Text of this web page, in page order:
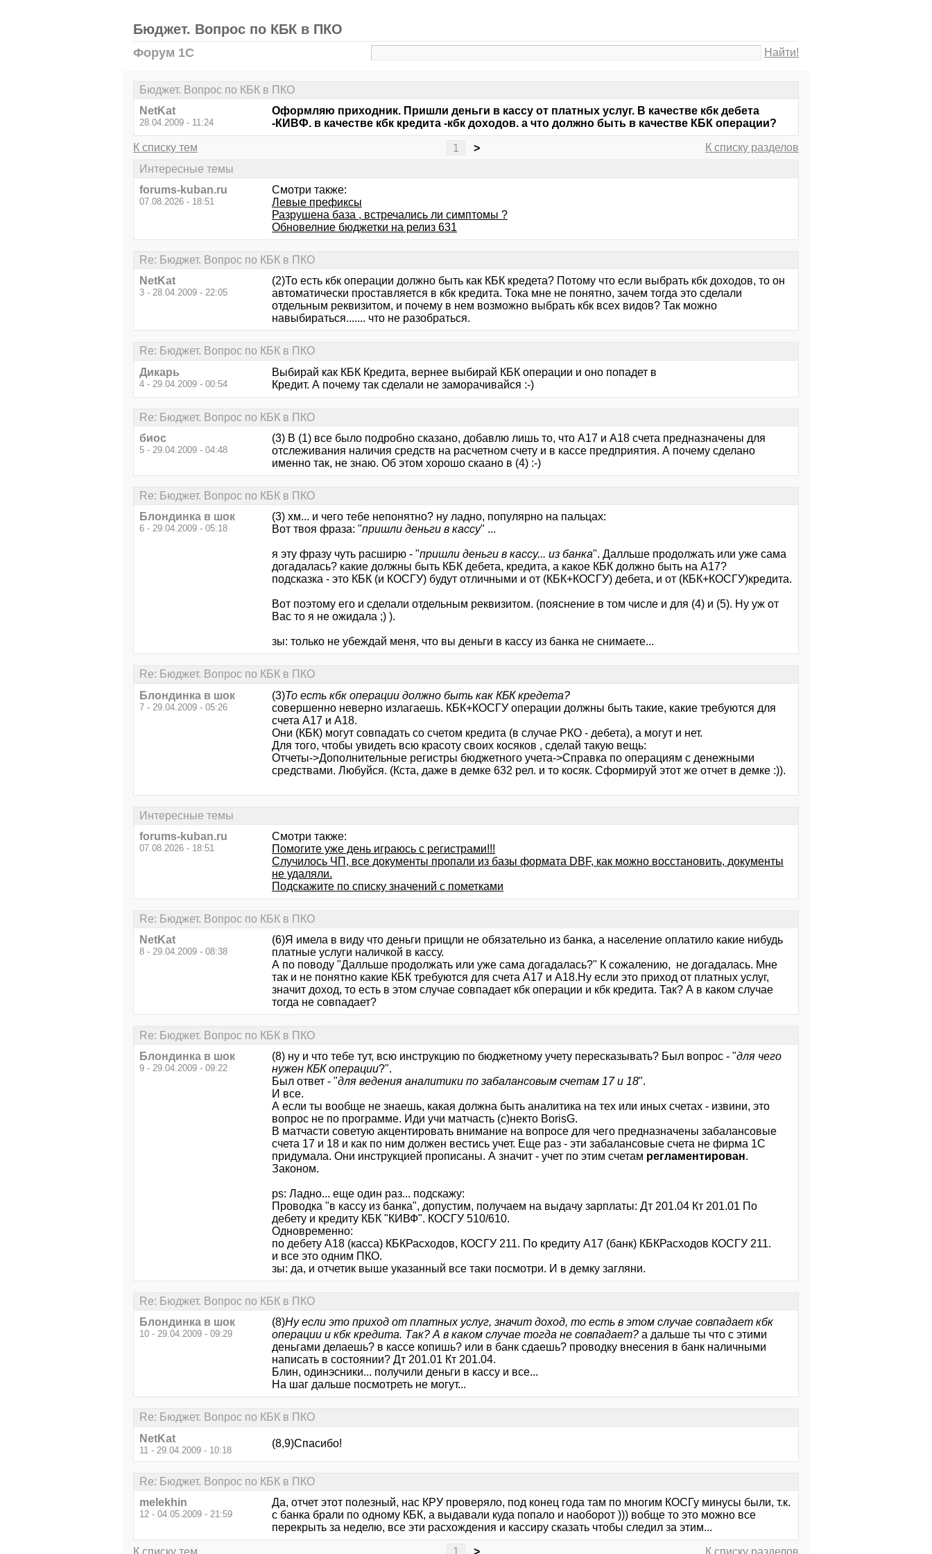
Бюджет. Вопрос по КБК в ПКО
Форум 1С Найти!
Бюджет. Вопрос по КБК в ПКО
NetKat
28.04.2009 - 11:24
Оформляю приходник. Пришли деньги в кассу от платных услуг. В качестве кбк дебета
-КИВФ. в качестве кбк кредита -кбк доходов. а что должно быть в качестве КБК операции?
К списку тем 1 >
К списку разделов
Интересные темы
forums-kuban.ru
07.08.2026 - 18:51
Смотри также:
Левые префиксы
Разрушена база , встречались ли симптомы ?
Обновелние бюджетки на релиз 631
Re: Бюджет. Вопрос по КБК в ПКО
NetKat
3 - 28.04.2009 - 22:05
(2)То есть кбк операции должно быть как КБК кредета? Потому что если выбрать кбк доходов, то он
автоматически проставляется в кбк кредита. Тока мне не понятно, зачем тогда это сделали
отдельным реквизитом, и почему в нем возможно выбрать кбк всех видов? Так можно
навыбираться....... что не разобраться.
Re: Бюджет. Вопрос по КБК в ПКО
Дикарь
4 - 29.04.2009 - 00:54
Выбирай как КБК Кредита, вернее выбирай КБК операции и оно попадет в
Кредит. А почему так сделали не заморачивайся :-)
Re: Бюджет. Вопрос по КБК в ПКО
биос
5 - 29.04.2009 - 04:48
(3) В (1) все было подробно сказано, добавлю лишь то, что А17 и А18 счета предназначены для
отслеживания наличия средств на расчетном счету и в кассе предприятия. А почему сделано
именно так, не знаю. Об этом хорошо скаано в (4) :-)
Re: Бюджет. Вопрос по КБК в ПКО
Блондинка в шок
6 - 29.04.2009 - 05:18
(3) хм... и чего тебе непонятно? ну ладно, популярно на пальцах:
Вот твоя фраза: "пришли деньги в кассу" ...
я эту фразу чуть расширю - "пришли деньги в кассу... из банка". Далльше продолжать или уже сама
догадалась? какие должны быть КБК дебета, кредита, а какое КБК должно быть на А17?
подсказка - это КБК (и КОСГУ) будут отличными и от (КБК+КОСГУ) дебета, и от (КБК+КОСГУ)кредита.
Вот поэтому его и сделали отдельным реквизитом. (пояснение в том числе и для (4) и (5). Ну уж от
Вас то я не ожидала ;) ).
зы: только не убеждай меня, что вы деньги в кассу из банка не снимаете...
Re: Бюджет. Вопрос по КБК в ПКО
Блондинка в шок
7 - 29.04.2009 - 05:26
(3)То есть кбк операции должно быть как КБК кредета?
совершенно неверно излагаешь. КБК+КОСГУ операции должны быть такие, какие требуются для
счета А17 и А18.
Они (КБК) могут совпадать со счетом кредита (в случае РКО - дебета), а могут и нет.
Для того, чтобы увидеть всю красоту своих косяков , сделай такую вещь:
Отчеты->Дополнительные регистры бюджетного учета->Справка по операциям с денежными
средствами. Любуйся. (Кста, даже в демке 632 рел. и то косяк. Сформируй этот же отчет в демке :)).
Интересные темы
forums-kuban.ru
07.08.2026 - 18:51
Смотри также:
Помогите уже день играюсь с регистрами!!!
Случилось ЧП, все документы пропали из базы формата DBF, как можно восстановить, документы
не удаляли.
Подскажите по списку значений с пометками
Re: Бюджет. Вопрос по КБК в ПКО
NetKat
8 - 29.04.2009 - 08:38
(6)Я имела в виду что деньги прищли не обязательно из банка, а население оплатило какие нибудь
платные услуги наличкой в кассу.
А по поводу "Далльше продолжать или уже сама догадалась?" К сожалению, не догадалась. Мне
так и не понятно какие КБК требуются для счета А17 и А18.Ну если это приход от платных услуг,
значит доход, то есть в этом случае совпадает кбк операции и кбк кредита. Так? А в каком случае
тогда не совпадает?
Re: Бюджет. Вопрос по КБК в ПКО
Блондинка в шок
9 - 29.04.2009 - 09:22
(8) ну и что тебе тут, всю инструкцию по бюджетному учету пересказывать? Был вопрос - "для чего
нужен КБК операции?".
Был ответ - "для ведения аналитики по забалансовым счетам 17 и 18".
И все.
А если ты вообще не знаешь, какая должна быть аналитика на тех или иных счетах - извини, это
вопрос не по программе. Иди учи матчасть (с)некто BorisG.
В матчасти советую акцентировать внимание на вопросе для чего предназначены забалансовые
счета 17 и 18 и как по ним должен вестись учет. Еще раз - эти забалансовые счета не фирма 1С
придумала. Они инструкцией прописаны. А значит - учет по этим счетам регламентирован.
Законом.
ps: Ладно... еще один раз... подскажу:
Проводка "в кассу из банка", допустим, получаем на выдачу зарплаты: Дт 201.04 Кт 201.01 По
дебету и кредиту КБК "КИВФ". КОСГУ 510/610.
Одновременно:
по дебету А18 (касса) КБКРасходов, КОСГУ 211. По кредиту А17 (банк) КБКРасходов КОСГУ 211.
и все это одним ПКО.
зы: да, и отчетик выше указанный все таки посмотри. И в демку загляни.
Re: Бюджет. Вопрос по КБК в ПКО
Блондинка в шок
10 - 29.04.2009 - 09:29
(8)Ну если это приход от платных услуг, значит доход, то есть в этом случае совпадает кбк
операции и кбк кредита. Так? А в каком случае тогда не совпадает? а дальше ты что с этими
деньгами делаешь? в кассе копишь? или в банк сдаешь? проводку внесения в банк наличными
написать в состоянии? Дт 201.01 Кт 201.04.
Блин, одинэсники... получили деньги в кассу и все...
На шаг дальше посмотреть не могут...
Re: Бюджет. Вопрос по КБК в ПКО
NetKat
11 - 29.04.2009 - 10:18
(8,9)Спасибо!
Re: Бюджет. Вопрос по КБК в ПКО
melekhin
12 - 04.05.2009 - 21:59
Да, отчет этот полезный, нас КРУ проверяло, под конец года там по многим КОСГу минусы были, т.к.
с банка брали по одному КБК, а выдавали куда попало и наоборот ))) вобще то это можно все
перекрыть за неделю, все эти расхождения и кассиру сказать чтобы следил за этим...
К списку тем 1 > К списку разделов